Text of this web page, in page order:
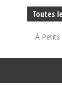
Toutes